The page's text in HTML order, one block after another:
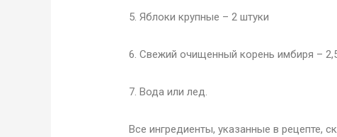
5. Яблоки крупные – 2 штуки
6. Свежий очищенный корень имбиря –
7. Вода или лед.
Все ингредиенты, указанные в рецепте,